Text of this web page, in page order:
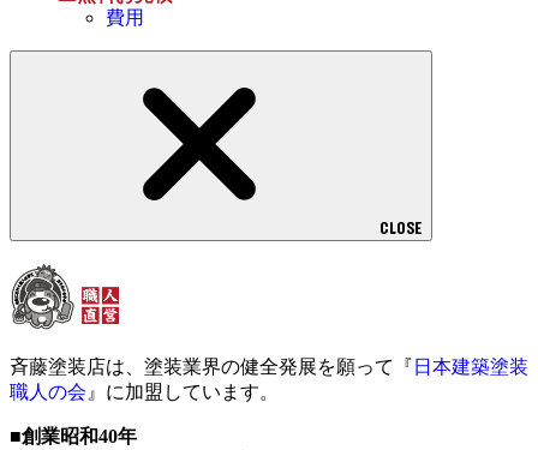
費用
CLOSE
斉藤塗装店は、塗装業界の健全発展を願って『 日本建築塗装
職人の会 』に加盟しています。
■創業昭和40年